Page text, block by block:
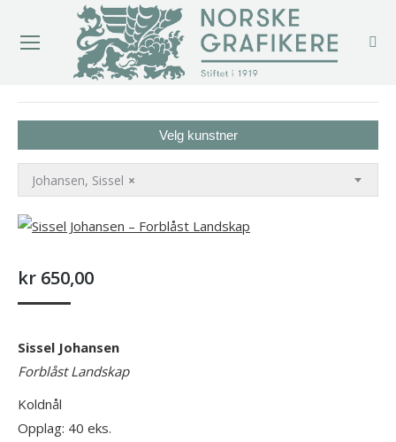
Velg kunstner
×
Johansen, Sissel
kr 650,00
Sissel Johansen
Forblåst Landskap
Koldnål
Opplag: 40 eks.